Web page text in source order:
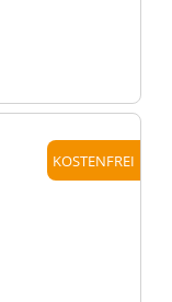
KOSTENFREI